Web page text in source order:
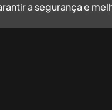
a segurança e
para garantir a